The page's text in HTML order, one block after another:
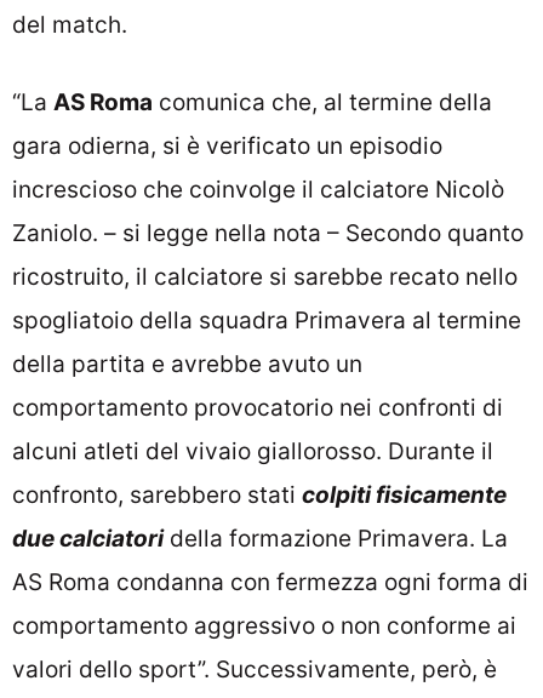
del match.
“La AS Roma comunica che, al termine della
gara odierna, si è verificato un episodio
increscioso che coinvolge il calciatore Nicolò
Zaniolo. – si legge nella nota – Secondo quanto
ricostruito, il calciatore si sarebbe recato nello
spogliatoio della squadra Primavera al termine
della partita e avrebbe avuto un
comportamento provocatorio nei confronti di
alcuni atleti del vivaio giallorosso. Durante il
confronto, sarebbero stati colpiti fisicamente
due calciatoridella formazione Primavera. La
AS Roma condanna con fermezza ogni forma di
comportamento aggressivo o non conforme ai
valori dello sport”. Successivamente, però, è